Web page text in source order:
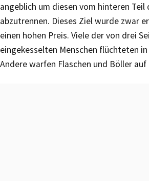
angeblich um diesen vom hinteren
abzutrennen. Dieses Ziel wurde zwar
einen hohen Preis. Viele der von drei
eingekesselten Menschen flüchteten in
Andere warfen Flaschen und Böller